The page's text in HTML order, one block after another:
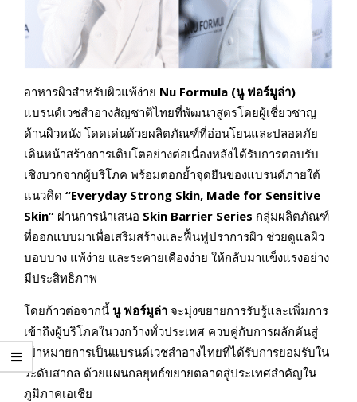
อาหารผิวสำหรับผิวแพ้ง่าย Nu Formula (นู ฟอร์มูล่า)
แบรนด์เวชสำอางสัญชาติไทยที่พัฒนาสูตรโดยผู้เชี่ยวชาญ
ด้านผิวหนัง โดดเด่นด้วยผลิตภัณฑ์ที่อ่อนโยนและปลอดภัย
เดินหน้าสร้างการเติบโตอย่างต่อเนื่องหลังได้รับการตอบรับ
เชิงบวกจากผู้บริโภค พร้อมตอกย้ำจุดยืนของแบรนด์ภายใต้
แนวคิด “Everyday Strong Skin, Made for Sensitive
Skin” ผ่านการนำเสนอ Skin Barrier Series กลุ่มผลิตภัณฑ์
ที่ออกแบบมาเพื่อเสริมสร้างและฟื้นฟูปราการผิว ช่วยดูแลผิว
บอบบาง แพ้ง่าย และระคายเคืองง่าย ให้กลับมาแข็งแรงอย่าง
มีประสิทธิภาพ
โดยก้าวต่อจากนี้ นู ฟอร์มูล่า จะมุ่งขยายการรับรู้และเพิ่มการ
เข้าถึงผู้บริโภคในวงกว้างทั่วประเทศ ควบคู่กับการผลักดันสู่
เป้าหมายการเป็นแบรนด์เวชสำอางไทยที่ได้รับการยอมรับใน
ระดับสากล ด้วยแผนกลยุทธ์ขยายตลาดสู่ประเทศสำคัญใน
ภูมิภาคเอเชีย